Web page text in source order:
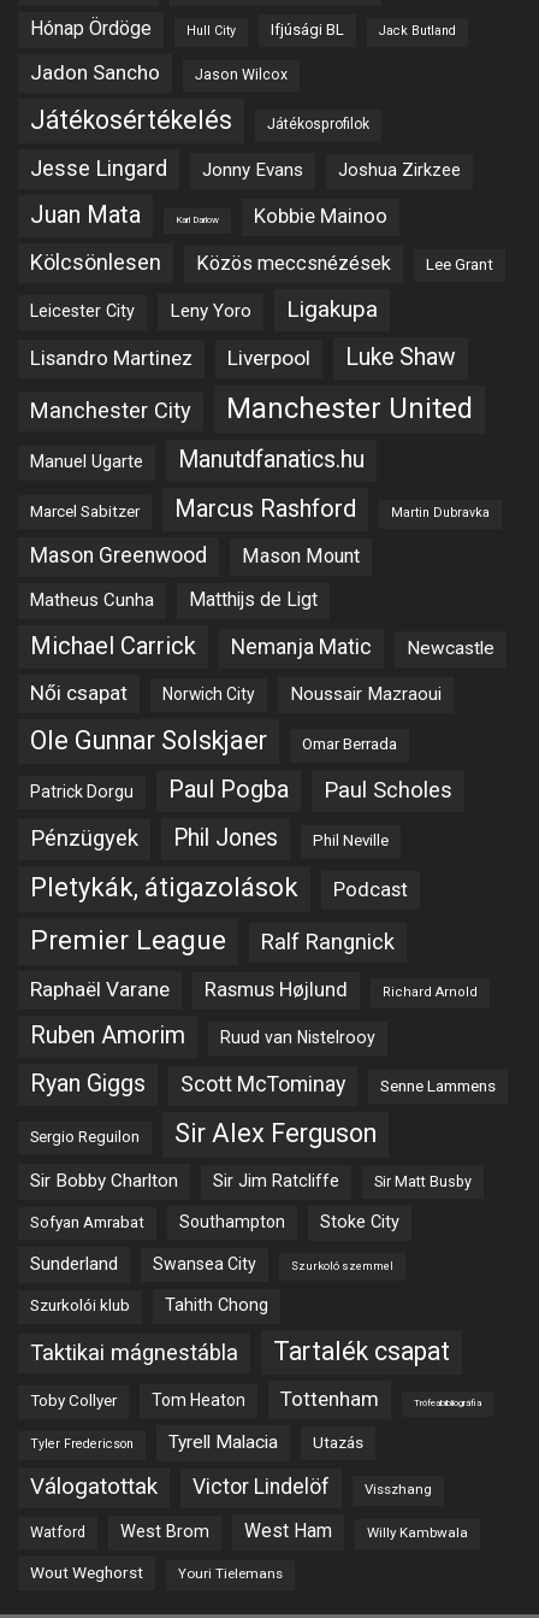
Hónap Ördöge Hull City Ifjúsági BL Jack Butland
Jadon Sancho Jason Wilcox
Játékosértékelés Játékosprofilok
Jesse Lingard Jonny Evans Joshua Zirkzee
Juan Mata Karl Darlow Kobbie Mainoo
Kölcsönlesen Közös meccsnézések Lee Grant
Leicester City Leny Yoro Ligakupa
Lisandro Martinez Liverpool Luke Shaw
Manchester City Manchester United
Manuel Ugarte Manutdfanatics.hu
Marcel Sabitzer Marcus Rashford Martin Dubravka
Mason Greenwood Mason Mount
Matheus Cunha Matthijs de Ligt
Michael Carrick Nemanja Matic Newcastle
Női csapat Norwich City Noussair Mazraoui
Ole Gunnar Solskjaer Omar Berrada
Patrick Dorgu Paul Pogba Paul Scholes
Pénzügyek Phil Jones Phil Neville
Pletykák, átigazolások Podcast
Premier League Ralf Rangnick
Raphaël Varane Rasmus Højlund Richard Arnold
Ruben Amorim Ruud van Nistelrooy
Ryan Giggs Scott McTominay Senne Lammens
Sergio Reguilon Sir Alex Ferguson
Sir Bobby Charlton Sir Jim Ratcliffe Sir Matt Busby
Sofyan Amrabat Southampton Stoke City
Sunderland Swansea City Szurkoló szemmel
Szurkolói klub Tahith Chong
Taktikai mágnestábla Tartalék csapat
Toby Collyer Tom Heaton Tottenham Trófeabibliográfia
Tyler Fredericson Tyrell Malacia Utazás
Válogatottak Victor Lindelöf Visszhang
Watford West Brom West Ham Willy Kambwala
Wout Weghorst Youri Tielemans